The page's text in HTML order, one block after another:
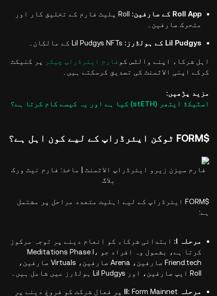
Roll App کے صارفین:
Roll پلیٹ فارم کے تخلیق کار اور
متحرک صارفین۔
Lil Pudgys کے ہولڈرز:
اہل شرکاء اپنے والٹس کو فارم ایئرڈراپ چیکر
پر کنیکٹ
کرکے اپنی الاٹمنٹ کی تصدیق کرسکتے ہیں۔
مزید پڑھیں:
اسٹیکڈ ایتھر (stETH) کیا ہے اور یہ کیسے کام کرتا ہے؟
$FORM ٹوکن ایئرڈراپ کے لیے کون اہل ہے؟
فارم سیزن زیرو ایئرڈراپ الاٹمنٹ | ماخذ: فارم نیٹ ورک
بلاگ
$FORM ایئرڈراپ کے لیے اہلیت متعدد مراحل پر مشتمل
ہے:
مرحلہ I:
ابتدائی شرکاء کو انعام دینے پر توجہ مرکوز
کرتا ہے، بشمول وہ افراد جو Meditations Phase I،
Friend.tech صارفین، Arena صارفین، Virtuals صارفین،
Roll ایپ صارفین، اور Lil Pudgys ہولڈرز میں شامل ہیں۔
مرحلہ II: Form Mainnet پر فعال شرکت کو فروغ دینے پر